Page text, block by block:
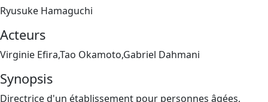
Ryusuke Hamaguchi
Acteurs
Virginie Efira,Tao Okamoto,Gabriel Dahmani
Synopsis
Directrice d'un établissement pour personnes âgées,